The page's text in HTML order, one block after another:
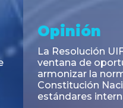
Emisión de
Negociables
Puerto S.A. por
de U$S